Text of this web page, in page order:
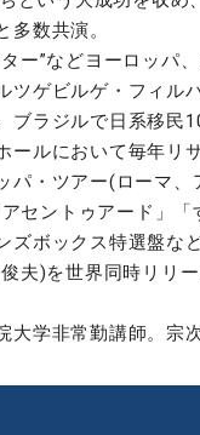
多数共演。
ー”などヨーロッパ
ツゲビルゲ・フィル
ラジルで日系移民
ールにおいて毎年リ
パ・ツアー(ローマ
アセントゥアード」
ズボックス特選盤な
夫)を世界同時リリ
大学非常勤講師。宗